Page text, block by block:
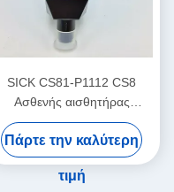
SICK CS81-P1112 CS8
Ασθενής αισθητήρας
χρώματος Ρυθμίσιμη
συχνότητα εναλλαγής
Πάρτε την καλύτερη
τιμή